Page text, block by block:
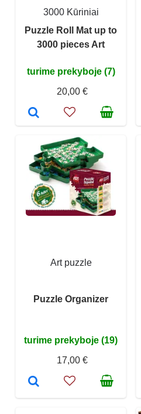
3000 Kūriniai
Puzzle Roll Mat up to
3000 pieces Art
turime prekyboje (7)
20,00 €
Art puzzle
Puzzle Organizer
turime prekyboje (19)
17,00 €